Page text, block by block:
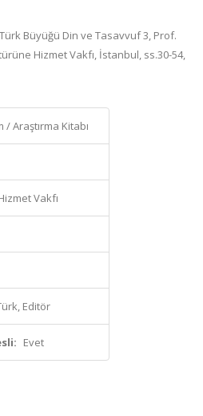
Büyüğü Din ve Tasavvuf 3, Prof.
Hizmet Vakfı, İstanbul, ss.30-54,
/ Araştırma Kitabı
Vakfı
Editör
Evet